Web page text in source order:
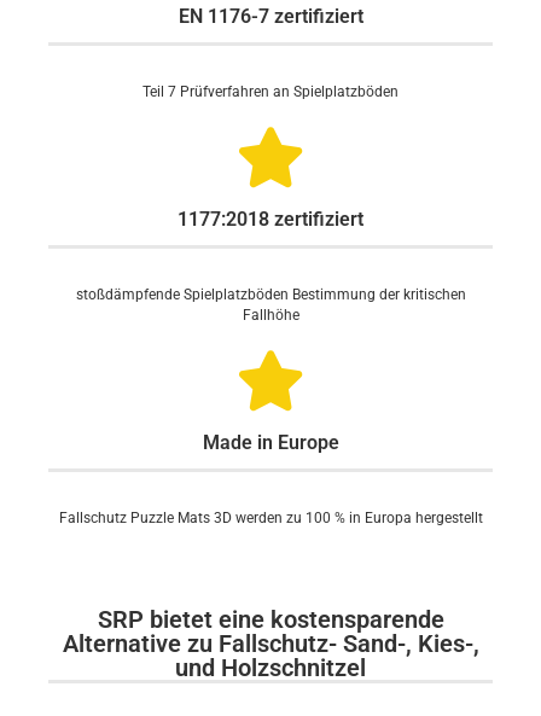
EN 1176-7 zertifiziert
Teil 7 Prüfverfahren an Spielplatzböden
1177:2018 zertifiziert
stoßdämpfende Spielplatzböden Bestimmung der kritischen
Fallhöhe
Made in Europe
Fallschutz Puzzle Mats 3D werden zu 100 % in Europa hergestellt
SRP bietet eine kostensparende
Alternative zu Fallschutz- Sand-, Kies-,
und Holzschnitzel